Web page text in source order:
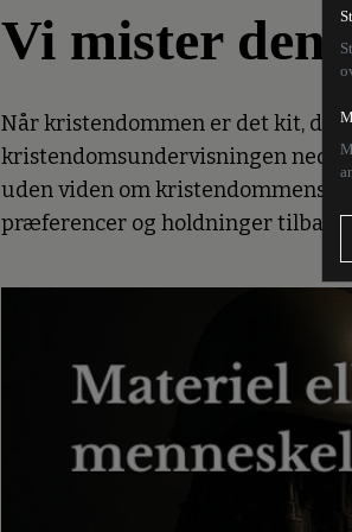
Vi mister
Når kristendommen er det kit, der
kristendomsundervisningen
uden viden om kristendommens
præferencer og holdninger tilbage.